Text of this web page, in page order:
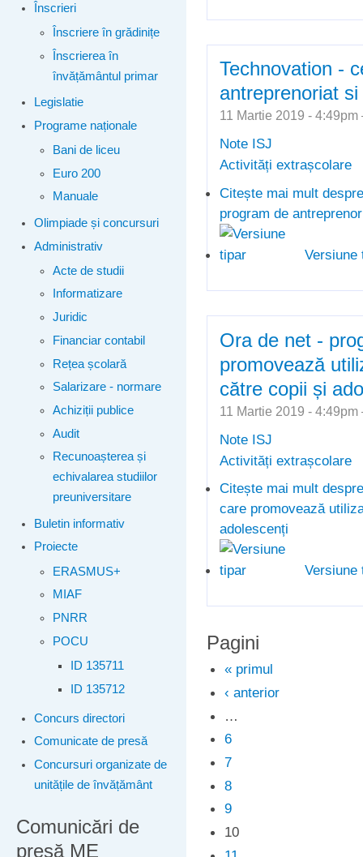
Înscrieri
Înscriere în grădinițe
Înscrierea în
învățământul primar
Legislatie
Programe naționale
Bani de liceu
Euro 200
Manuale
Olimpiade și concursuri
Administrativ
Acte de studii
Informatizare
Juridic
Financiar contabil
Rețea școlară
Salarizare - normare
Achiziții publice
Audit
Recunoașterea și
echivalarea studiilor
preuniversitare
Buletin informativ
Proiecte
ERASMUS+
MIAF
PNRR
POCU
ID 135711
ID 135712
Concurs directori
Comunicate de presă
Concursuri organizate de
unitățile de învățământ
Comunicări de
presă ME
Technovation -
antreprenoriat
11 Martie 2019 -
Note ISJ
Activități extrașcolare
Citește mai mult
program de
Versiune
Ora de net -
promovează
către copii și
11 Martie 2019 -
Note ISJ
Activități extrașcolare
Citește mai mult
care promovează
adolescenți
Versiune
Pagini
« primul
‹ anterior
…
6
7
8
9
10